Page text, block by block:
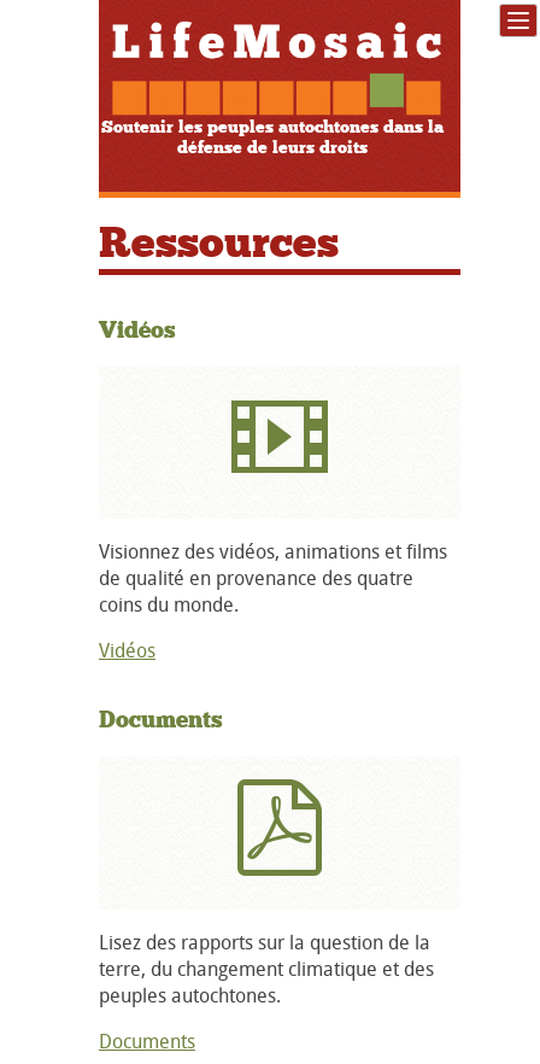
Soutenir les peuples autochtones dans la
défense de leurs droits
Ressources
Vidéos
Visionnez des vidéos, animations et films
de qualité en provenance des quatre
coins du monde.
Vidéos
Documents
Lisez des rapports sur la question de la
terre, du changement climatique et des
peuples autochtones.
Documents